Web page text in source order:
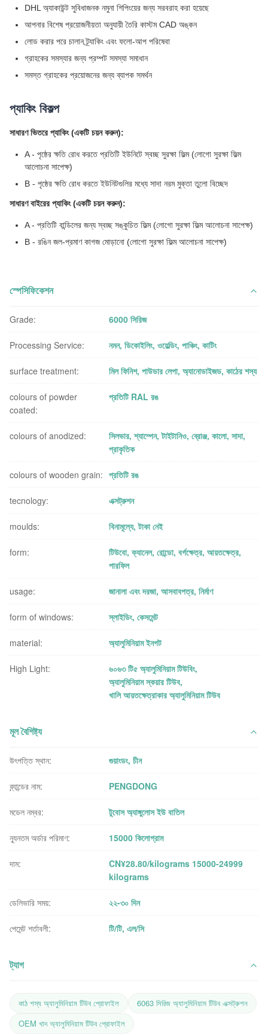
DHL অ্যাকাউন্ট সুবিধাজনক নমুনা শিপিংয়ের জন্য সরবরাহ করা হয়েছে
আপনার বিশেষ প্রয়োজনীয়তা অনুযায়ী তৈরি কাস্টম CAD অঙ্কন
লোড করার পরে চালান ট্র্যাকিং এবং ফলো-আপ পরিষেবা
গ্রাহকের সমস্যার জন্য প্রম্পট সমস্যা সমাধান
সমস্ত গ্রাহকের প্রয়োজনের জন্য ব্যাপক সমর্থন
প্যাকিং বিকল্প
সাধারণ ভিতরে প্যাকিং (একটি চয়ন করুন):
A - পৃষ্ঠের ক্ষতি রোধ করতে প্রতিটি ইউনিটে স্বচ্ছ সুরক্ষা ফিল্ম (লোগো সুরক্ষা ফিল্ম
আলোচনা সাপেক্ষ)
B - পৃষ্ঠের ক্ষতি রোধ করতে ইউনিটগুলির মধ্যে সাদা নরম মুক্তা তুলো বিচ্ছেদ
সাধারণ বাইরের প্যাকিং (একটি চয়ন করুন):
A - প্রতিটি বান্ডিলের জন্য স্বচ্ছ সঙ্কুচিত ফিল্ম (লোগো সুরক্ষা ফিল্ম আলোচনা সাপেক্ষ)
B - রঙিন জল-প্রমাণ কাগজ মোড়ানো (লোগো সুরক্ষা ফিল্ম আলোচনা সাপেক্ষ)
স্পেসিফিকেশন
Grade: 6000 সিরিজ
Processing Service: নমন, ডিকোইলিং, ওয়েল্ডিং, পাঞ্চিং, কাটিং
surface treatment: মিল ফিনিশ, পাউডার লেপা, অ্যানোডাইজড, কাঠের শস্য
colours of powder
coated:
প্রতিটি RAL রঙ
colours of anodized:
সিলভার, শ্যাম্পেন, টাইটানিও, ব্রোঞ্জ, কালো, সাদা,
প্রাকৃতিক
colours of wooden grain: প্রতিটি রঙ
tecnology: এক্সট্রুশন
moulds: বিনামূল্যে, টাকা নেই
form:
টিউবো, ক্যানেল, রোন্ডো, বর্গক্ষেত্র, আয়তক্ষেত্র,
পারফিল
usage: জানালা এবং দরজা, আসবাবপত্র, নির্মাণ
form of windows: স্লাইডিং, কেসমেন্ট
material: অ্যালুমিনিয়াম ইনগট
High Light: ৬০৬৩ টি৫ অ্যালুমিনিয়াম টিউবিং,
অ্যালুমিনিয়াম স্কয়ার টিউব,
খালি আয়তক্ষেত্রাকার অ্যালুমিনিয়াম টিউব
মূল বৈশিষ্ট্য
উৎপত্তি স্থান: গুয়াংডং, চীন
ব্র্যান্ডের নাম: PENGDONG
মডেল নম্বর: টুবোস অ্যাঙ্গুলোস ইউ বাতিল
ন্যূনতম অর্ডার পরিমাণ: 15000 কিলোগ্রাম
দাম:
CN¥28.80/kilograms 15000-24999
kilograms
ডেলিভারি সময়: ২২-৩০ দিন
পেমেন্ট শর্তাবলী: টি/টি, এল/সি
ট্যাগ
কাঠ শস্য অ্যালুমিনিয়াম টিউব প্রোফাইল
6063 সিরিজ অ্যালুমিনিয়াম টিউব এক্সট্রুশন
OEM খাদ অ্যালুমিনিয়াম টিউব প্রোফাইল